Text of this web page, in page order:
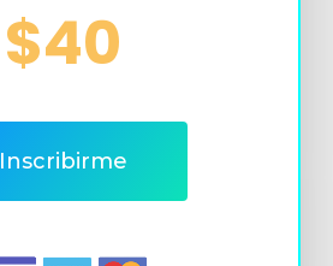
$40
Inscribirme